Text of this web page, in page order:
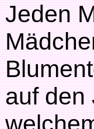
Jeden
auf den